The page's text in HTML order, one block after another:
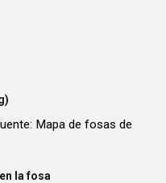
Mapa de fosas de
la fosa